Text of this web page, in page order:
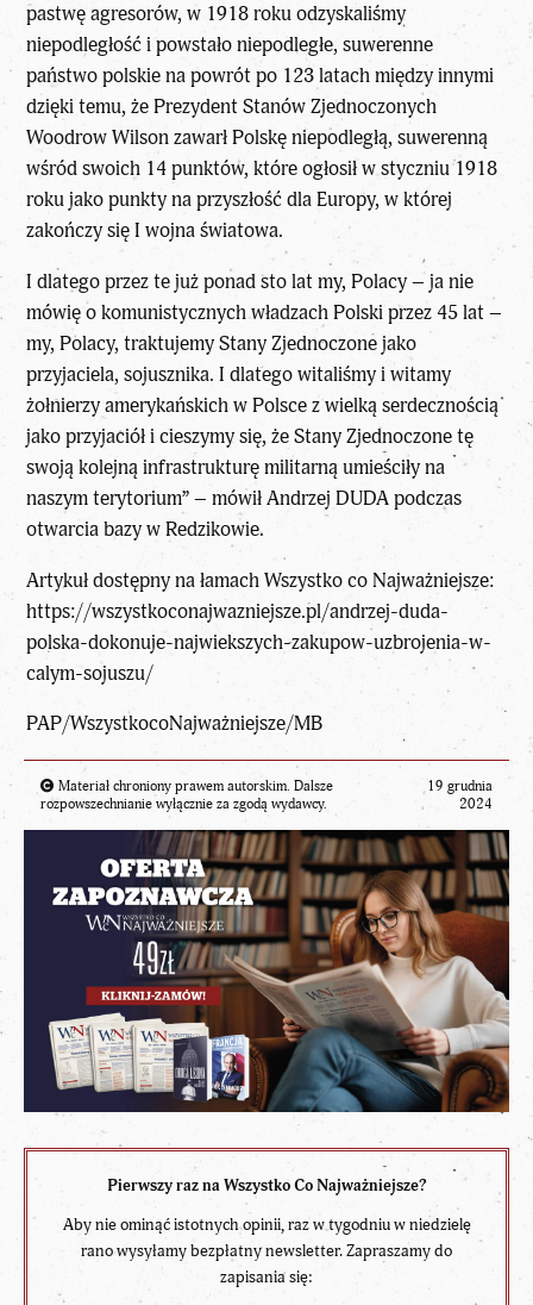
pastwę agresorów, w 1918 roku odzyskaliśmy
niepodległość i powstało niepodległe, suwerenne
państwo polskie na powrót po 123 latach między innymi
dzięki temu, że Prezydent Stanów Zjednoczonych
Woodrow Wilson zawarł Polskę niepodległą, suwerenną
wśród swoich 14 punktów, które ogłosił w styczniu 1918
roku jako punkty na przyszłość dla Europy, w której
zakończy się I wojna światowa.
I dlatego przez te już ponad sto lat my, Polacy – ja nie
mówię o komunistycznych władzach Polski przez 45 lat –
my, Polacy, traktujemy Stany Zjednoczone jako
przyjaciela, sojusznika. I dlatego witaliśmy i witamy
żołnierzy amerykańskich w Polsce z wielką serdecznością
jako przyjaciół i cieszymy się, że Stany Zjednoczone tę
swoją kolejną infrastrukturę militarną umieściły na
naszym terytorium” – mówił Andrzej DUDA podczas
otwarcia bazy w Redzikowie.
Artykuł dostępny na łamach Wszystko co Najważniejsze:
https://wszystkoconajwazniejsze.pl/andrzej-duda-
polska-dokonuje-najwiekszych-zakupow-uzbrojenia-w-
calym-sojuszu/
PAP/WszystkocoNajważniejsze/MB
Materiał chroniony prawem autorskim. Dalsze
rozpowszechnianie wyłącznie za zgodą wydawcy.
19 grudnia
2024
Pierwszy raz na Wszystko Co Najważniejsze?
Aby nie ominąć istotnych opinii, raz w tygodniu w niedzielę
rano wysyłamy bezpłatny newsletter. Zapraszamy do
zapisania się: